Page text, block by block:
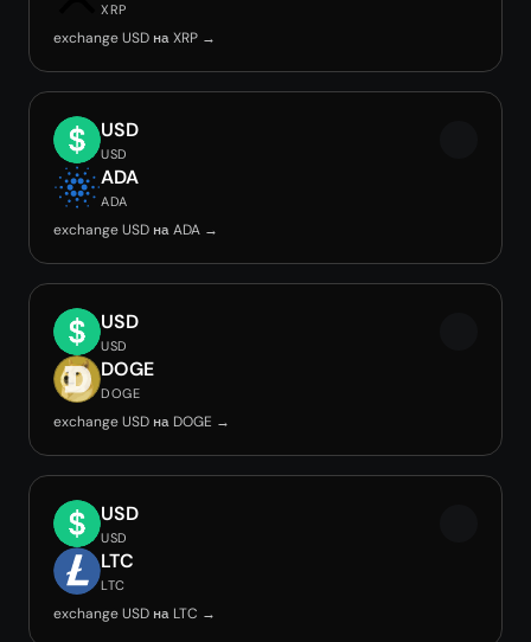
XRP
exchange USD на XRP →
USD
USD
ADA
ADA
exchange USD на ADA →
USD
USD
DOGE
DOGE
exchange USD на DOGE →
USD
USD
LTC
LTC
exchange USD на LTC →